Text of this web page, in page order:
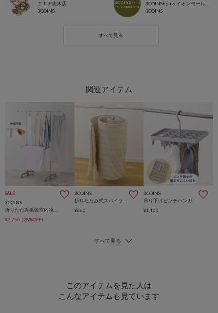
エキア志木店
3COINS
3COINS
SALE
3COINS
¥2,750 (28%OFF)
3COINS
¥660
3COINS
¥1,100
このアイテムを見た人は
こんなアイテムも見ています